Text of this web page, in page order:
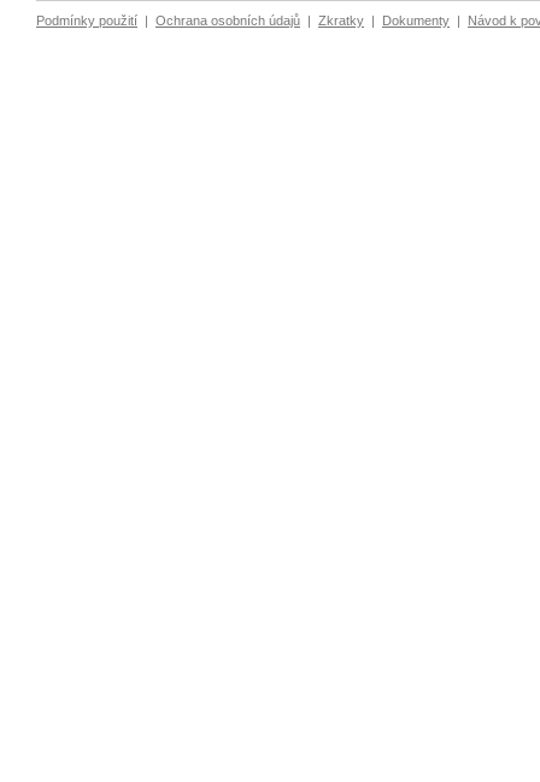
Podmínky použití | Ochrana osobních údajů | Zkratky | Dokumenty | Návod k